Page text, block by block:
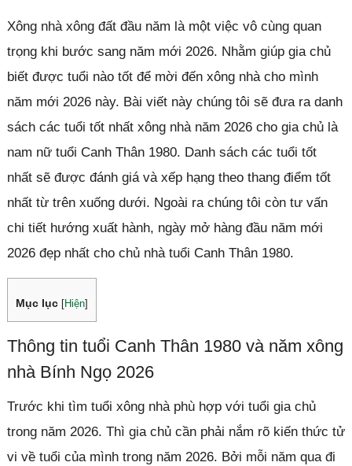
Xông nhà xông đất đầu năm là một việc vô cùng quan
trọng khi bước sang năm mới 2026. Nhằm giúp gia chủ
biết được tuổi nào tốt để mời đến xông nhà cho mình
năm mới 2026 này. Bài viết này chúng tôi sẽ đưa ra danh
sách các tuổi tốt nhất xông nhà năm 2026 cho gia chủ là
nam nữ tuổi Canh Thân 1980. Danh sách các tuổi tốt
nhất sẽ được đánh giá và xếp hạng theo thang điểm tốt
nhất từ trên xuống dưới. Ngoài ra chúng tôi còn tư vấn
chi tiết hướng xuất hành, ngày mở hàng đầu năm mới
2026 đẹp nhất cho chủ nhà tuổi Canh Thân 1980.
Mục lục Hiện]
Thông tin tuổi Canh Thân 1980 và năm xông
nhà Bính Ngọ 2026
Trước khi tìm tuổi xông nhà phù hợp với tuổi gia chủ
trong năm 2026. Thì gia chủ cần phải nắm rõ kiến thức tử
vi về tuổi của mình trong năm 2026. Bởi mỗi năm qua đi